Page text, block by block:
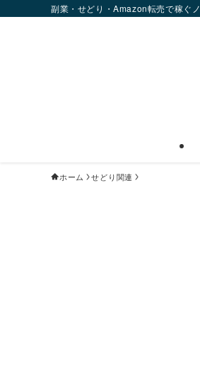
副業・せどり・Amazon転売で稼ぐ
ホーム せどり関連